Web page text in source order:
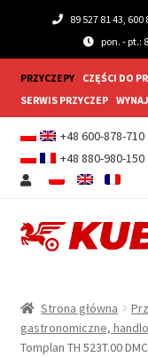
89 527 81 43, 600
pon. - pt.:
PRZYCZEPY CZĘŚCI DO
SERWIS PRZYCZEP
+48 600-878-710
+48 880-980-150
Przejdź
Przejdź
Przyczepy
Strona główna
gastronomiczne,
Tomplan TH 523T.00